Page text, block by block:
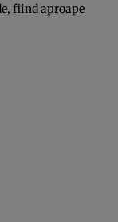
fiind aproape